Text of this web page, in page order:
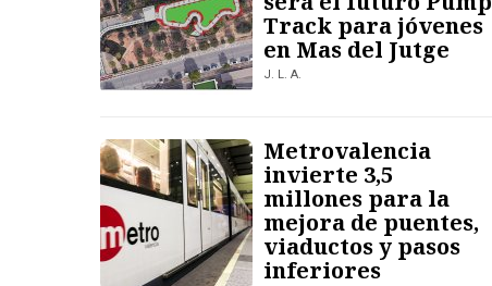
Track para jóvenes
en Mas del Jutge
J. L. A.
Metrovalencia
invierte 3,5
millones para la
mejora de puentes,
viaductos y pasos
inferiores